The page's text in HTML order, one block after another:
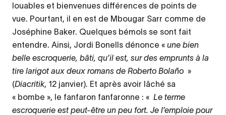
louables et bienvenues différences de points de
vue. Pourtant, il en est de Mbougar Sarr comme de
Joséphine Baker. Quelques bémols se sont fait
entendre. Ainsi, Jordi Bonells dénonce « une bien
belle escroquerie, bâti, qu’il est, sur des emprunts à la
tire larigot aux deux romans de Roberto Bolaño »
(Diacritik, 12 janvier). Et après avoir lâché sa
« bombe », le fanfaron fanfaronne : « Le terme
escroquerie est peut-être un peu fort. Je l’emploie pour